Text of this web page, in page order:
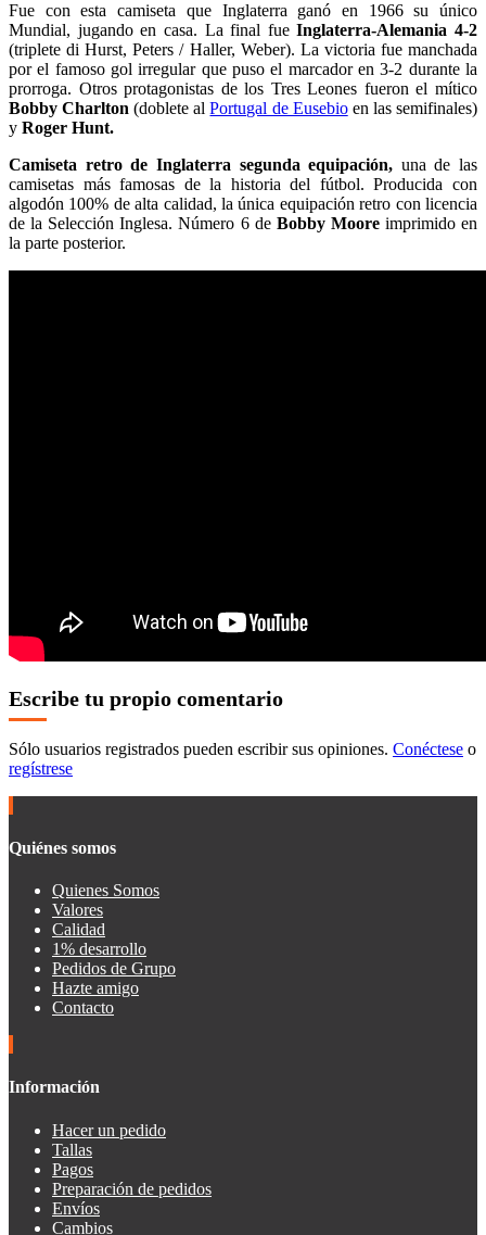
Fue con esta camiseta que Inglaterra ganó en 1966 su único
Mundial, jugando en casa. La final fueInglaterra-Alemania 4-2
(triplete di Hurst, Peters / Haller, Weber). La victoria fue manchada
por el famoso gol irregular que puso el marcador en 3-2 durante la
prorroga. Otros protagonistas de los Tres Leones fueron el mítico
Bobby Charlton(doblete al Portugal de Eusebio en las semifinales)
y Roger Hunt.
Camiseta retro de Inglaterra segunda equipación, una de las
camisetas más famosas de la historia del fútbol. Producida con
algodón 100% de alta calidad, la única equipación retro con licencia
de la Selección Inglesa. Número 6 deBobby Mooreimprimido en
la parte posterior.
Escribe tu propio comentario
Sólo usuarios registrados pueden escribir sus opiniones. Conéctese o
regístrese
Quiénes somos
Quienes Somos
Valores
Calidad
1% desarrollo
Pedidos de Grupo
Hazte amigo
Contacto
Información
Hacer un pedido
Tallas
Pagos
Preparación de pedidos
Envíos
Cambios